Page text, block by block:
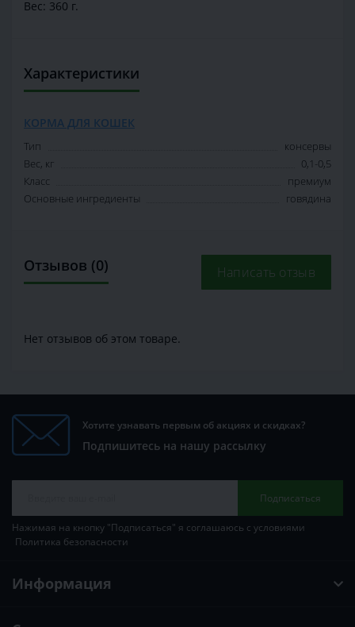
Вес: 360 г.
Характеристики
КОРМА ДЛЯ КОШЕК
Тип
консервы
Вес, кг
0,1-0,5
Класс
премиум
Основные ингредиенты
говядина
Отзывов (0) Написать отзыв
Нет отзывов об этом товаре.
Хотите узнавать первым об акциях и скидках?
Подпишитесь на нашу рассылку
Подписаться
Нажимая на кнопку "Подписаться" я соглашаюсь с условиями
Политика безопасности
Информация